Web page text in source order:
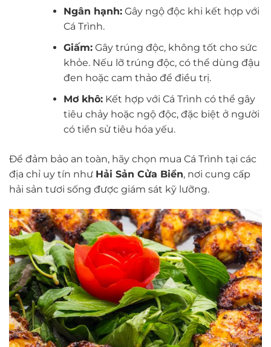
Ngân hạnh:Gây ngộ độc khi kết hợp với
Cá Trình.
Giấm:Gây trúng độc, không tốt cho sức
khỏe. Nếu lỡ trúng độc, có thể dùng đậu
đen hoặc cam thảo để điều trị.
Mơ khô:Kết hợp với Cá Trình có thể gây
tiêu chảy hoặc ngộ độc, đặc biệt ở người
có tiền sử tiêu hóa yếu.
Để đảm bảo an toàn, hãy chọn mua Cá Trình tại các
địa chỉ uy tín như Hải Sản Cửa Biển, nơi cung cấp
hải sản tươi sống được giám sát kỹ lưỡng.